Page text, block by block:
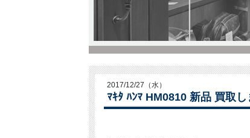
2017/12/27（水）
ﾏｷﾀ ﾊﾝﾏ HM0810 新品 買取し